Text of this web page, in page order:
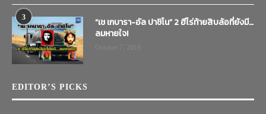
3
“เช เกบารา-อัล ปาชิโน” 2 ฮีโร่ท้ายสิบล้อที่ยังมี…
ลมหายใจ!
EDITOR’S PICKS